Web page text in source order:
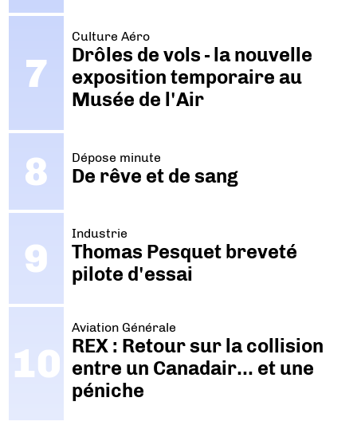
Culture Aéro
Drôles de vols - la nouvelle
exposition temporaire au
Musée de l'Air
Dépose minute
De rêve et de sang
Industrie
Thomas Pesquet breveté
pilote d'essai
Aviation Générale
REX : Retour sur la collision
entre un Canadair… et une
péniche